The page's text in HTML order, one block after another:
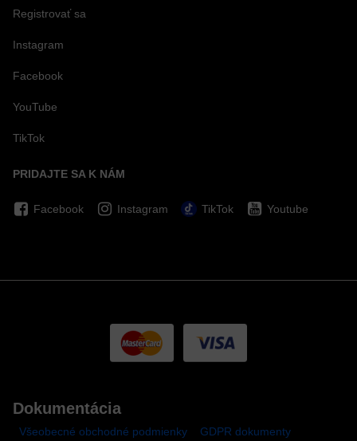
Registrovať sa
Instagram
Facebook
YouTube
TikTok
PRIDAJTE SA K NÁM
Facebook Instagram TikTok Youtube
Dokumentácia
Všeobecné obchodné podmienky GDPR dokumenty